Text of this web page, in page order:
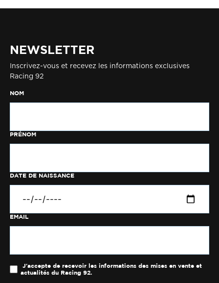
NEWSLETTER
Inscrivez-vous et recevez les informations exclusives
Racing 92
NOM
PRÉNOM
DATE DE NAISSANCE
EMAIL
J'accepte de recevoir les informations des mises en vente et
actualités du Racing 92.